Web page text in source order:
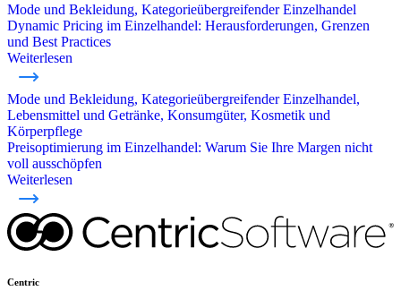
Mode und Bekleidung, Kategorieübergreifender Einzelhandel
Dynamic Pricing im Einzelhandel: Herausforderungen, Grenzen
und Best Practices
Weiterlesen
Mode und Bekleidung, Kategorieübergreifender Einzelhandel,
Lebensmittel und Getränke, Konsumgüter, Kosmetik und
Körperpflege
Preisoptimierung im Einzelhandel: Warum Sie Ihre Margen nicht
voll ausschöpfen
Weiterlesen
Centric